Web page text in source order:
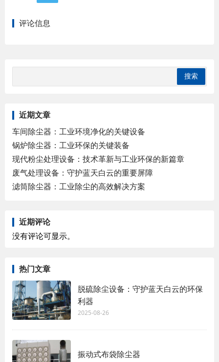
评论信息
近期文章
车间除尘器：工业环境净化的关键设备
锅炉除尘器：工业环保的关键装备
现代粉尘处理设备：技术革新与工业环保的新篇章
废气处理设备：守护蓝天白云的重要屏障
滤筒除尘器：工业除尘的高效解决方案
近期评论
没有评论可显示。
热门文章
脱硫除尘设备：守护蓝天白云的环保
利器
2025-08-26
振动式布袋除尘器